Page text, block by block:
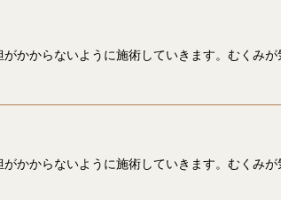
かからないように施術していきます。むくみ
かからないように施術していきます。むくみ